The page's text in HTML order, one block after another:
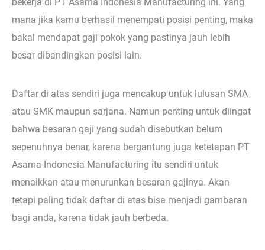
mana jika kamu berhasil menempati posisi penting, maka
bakal mendapat gaji pokok yang pastinya jauh lebih
besar dibandingkan posisi lain.
Daftar di atas sendiri juga mencakup untuk lulusan SMA
atau SMK maupun sarjana. Namun penting untuk diingat
bahwa besaran gaji yang sudah disebutkan belum
sepenuhnya benar, karena bergantung juga ketetapan PT
Asama Indonesia Manufacturing itu sendiri untuk
menaikkan atau menurunkan besaran gajinya. Akan
tetapi paling tidak daftar di atas bisa menjadi gambaran
bagi anda, karena tidak jauh berbeda.